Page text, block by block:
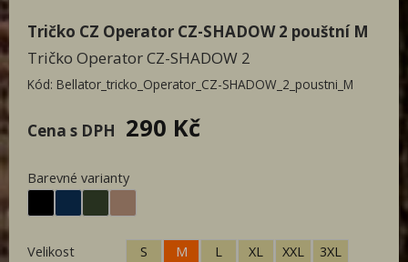
Dámská
Pánská
Tričko CZ Operator CZ-SHADOW 2 pouštní M
Tričko Operator CZ-SHADOW 2
Kód: Bellator_tricko_Operator_CZ-SHADOW_2_poustni_M
Cena s DPH 290 Kč
Barevné varianty
Velikost S M L XL XXL
3XL